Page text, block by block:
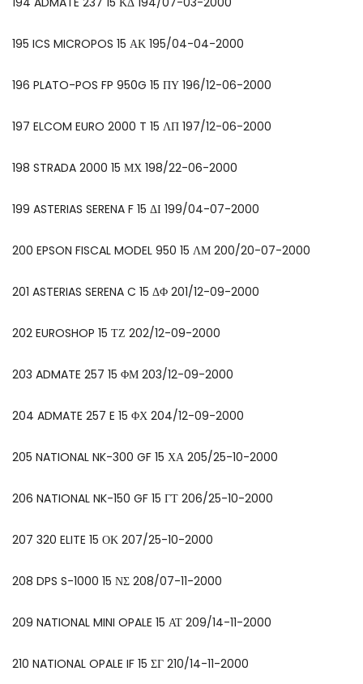
195 ICS MICROPOS 15 ΑΚ 195/04-04-2000
196 PLATO-POS FP 950G 15 ΠΥ 196/12-06-2000
197 ELCOM EURO 2000 T 15 ΛΠ 197/12-06-2000
198 STRADA 2000 15 ΜΧ 198/22-06-2000
199 ASTERIAS SERENA F 15 ΔΙ 199/04-07-2000
200 EPSON FISCAL MODEL 950 15 ΛΜ 200/20-07-2000
201 ASTERIAS SERENA C 15 ΔΦ 201/12-09-2000
202 EUROSHOP 15 ΤΖ 202/12-09-2000
203 ADMATE 257 15 ΦΜ 203/12-09-2000
204 ADMATE 257 E 15 ΦΧ 204/12-09-2000
205 NATIONAL NK-300 GF 15 ΧΑ 205/25-10-2000
206 NATIONAL NK-150 GF 15 ΓΤ 206/25-10-2000
207 320 ELITE 15 ΟΚ 207/25-10-2000
208 DPS S-1000 15 ΝΣ 208/07-11-2000
209 NATIONAL MINI OPALE 15 ΑΤ 209/14-11-2000
210 NATIONAL OPALE IF 15 ΣΓ 210/14-11-2000